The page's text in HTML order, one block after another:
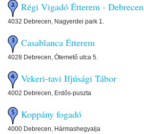
Régi Vigadó Étterem - Debrecen
4032 Debrecen, Nagyerdei park 1.
Casablanca Étterem
4028 Debrecen, Ótemető utca 5.
Vekeri-tavi Ifjúsági Tábor
4002 Debrecen, Erdős-puszta
Koppány fogadó
4000 Debrecen, Hármashegyalja